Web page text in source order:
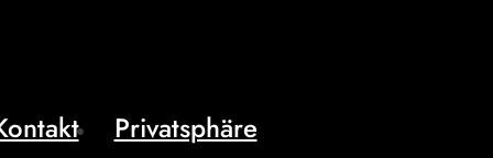
Privatsphäre